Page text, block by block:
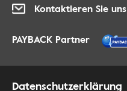
Kontaktieren Sie uns
PAYBACK Partner
Datenschutzerklärung